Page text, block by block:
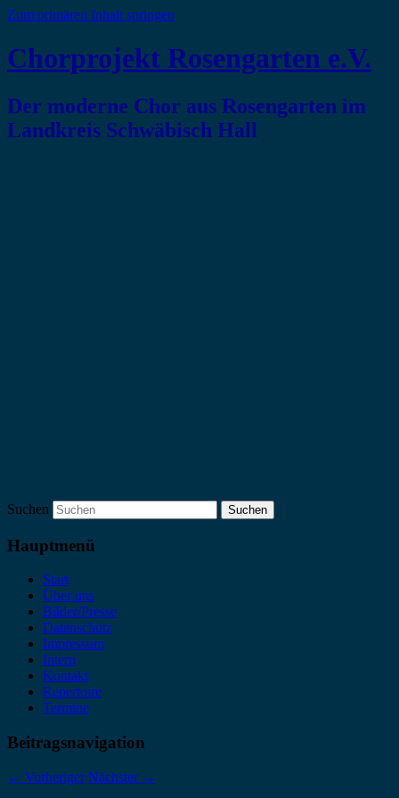
Zum primären Inhalt springen
Chorprojekt Rosengarten e.V.
Der moderne Chor aus Rosengarten im
Landkreis Schwäbisch Hall
Suchen
Hauptmenü
Start
Über uns
Bilder/Presse
Datenschutz
Impressum
Intern
Kontakt
Repertoire
Termine
Beitragsnavigation
← Vorheriger Nächster →